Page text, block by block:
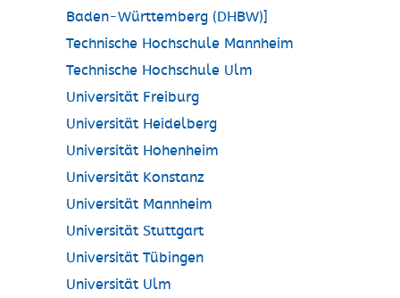
Baden-Württemberg (DHBW)]
Technische Hochschule Mannheim
Technische Hochschule Ulm
Universität Freiburg
Universität Heidelberg
Universität Hohenheim
Universität Konstanz
Universität Mannheim
Universität Stuttgart
Universität Tübingen
Universität Ulm